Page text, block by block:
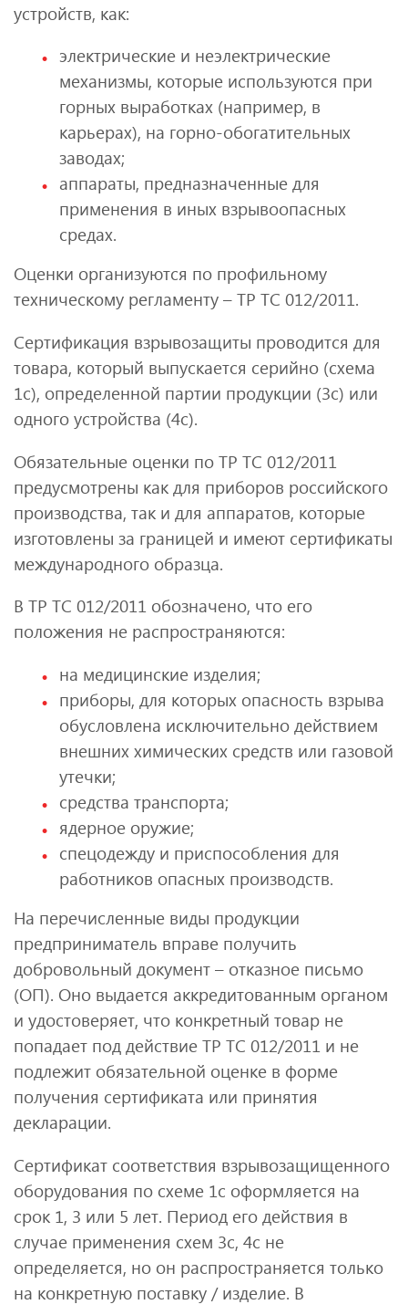
устройств, как:
электрические и неэлектрические
механизмы, которые используются при
горных выработках (например, в
карьерах), на горно-обогатительных
заводах;
аппараты, предназначенные для
применения в иных взрывоопасных
средах.
Оценки организуются по профильному
техническому регламенту – ТР ТС 012/2011.
Сертификация взрывозащиты проводится для
товара, который выпускается серийно (схема
1с), определенной партии продукции (3с) или
одного устройства (4с).
Обязательные оценки по ТР ТС 012/2011
предусмотрены как для приборов российского
производства, так и для аппаратов, которые
изготовлены за границей и имеют сертификаты
международного образца.
В ТР ТС 012/2011 обозначено, что его
положения не распространяются:
на медицинские изделия;
приборы, для которых опасность взрыва
обусловлена исключительно действием
внешних химических средств или газовой
утечки;
средства транспорта;
ядерное оружие;
спецодежду и приспособления для
работников опасных производств.
На перечисленные виды продукции
предприниматель вправе получить
добровольный документ – отказное письмо
(ОП). Оно выдается аккредитованным органом
и удостоверяет, что конкретный товар не
попадает под действие ТР ТС 012/2011 и не
подлежит обязательной оценке в форме
получения сертификата или принятия
декларации.
Сертификат соответствия взрывозащищенного
оборудования по схеме 1с оформляется на
срок 1, 3 или 5 лет. Период его действия в
случае применения схем 3с, 4с не
определяется, но он распространяется только
на конкретную поставку / изделие. В